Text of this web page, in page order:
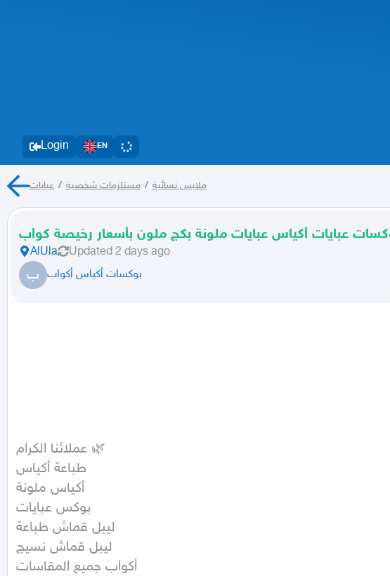
Login EN
ملابس نسائية / مستلزمات شخصية / عبايات
عبايات أكياس عبايات ملونة بكج ملون بأسعار رخيصة كواب
AlUla Updated 2 days ago
ب بوكسات أكياس أكواب
عملائنا الكرام 🌿
طباعة أكياس
أكياس ملونة
بوكس عبايات
ليبل قماش طباعة
ليبل قماش نسيج
أكواب جميع المقاسات